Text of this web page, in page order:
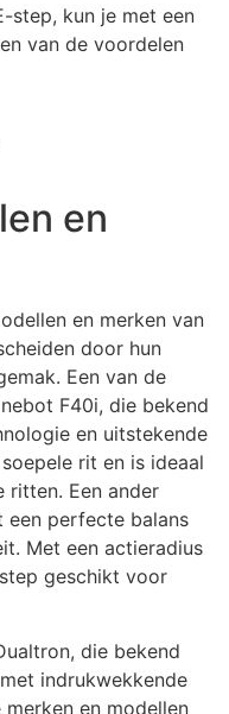
step, kun je met een
van de voordelen
en
en merken van
door hun
Een van de
F40i, die bekend
en uitstekende
rit en is ideaal
ritten. Een ander
een perfecte balans
Met een actieradius
geschikt voor
die bekend
indrukwekkende
en modellen